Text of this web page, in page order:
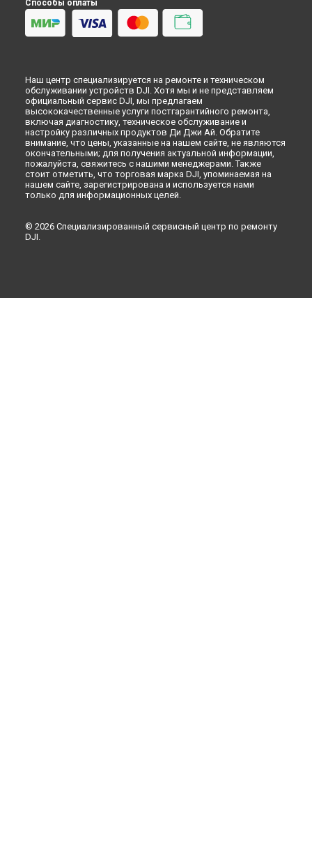
Способы оплаты
Наш центр специализируется на ремонте и техническом
обслуживании устройств DJI. Хотя мы и не представляем
официальный сервис DJI, мы предлагаем
высококачественные услуги постгарантийного ремонта,
включая диагностику, техническое обслуживание и
настройку различных продуктов Ди Джи Ай. Обратите
внимание, что цены, указанные на нашем сайте, не являются
окончательными; для получения актуальной информации,
пожалуйста, свяжитесь с нашими менеджерами. Также
стоит отметить, что торговая марка DJI, упоминаемая на
нашем сайте, зарегистрирована и используется нами
только для информационных целей.
© 2026 Специализированный сервисный центр по ремонту
DJI.